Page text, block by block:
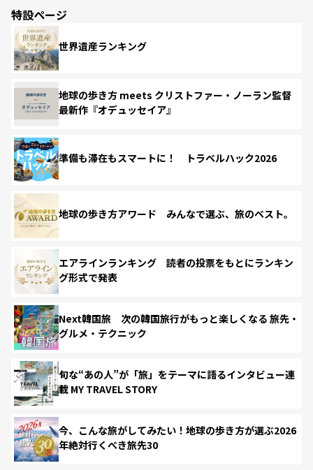
特設ページ
世界遺産ランキング
地球の歩き方 meets クリストファー・ノーラン監督
最新作『オデュッセイア』
準備も滞在もスマートに！ トラベルハック2026
地球の歩き方アワード みんなで選ぶ、旅のベスト。
エアラインランキング 読者の投票をもとにランキン
グ形式で発表
Next韓国旅 次の韓国旅行がもっと楽しくなる 旅先・
グルメ・テクニック
旬な“あの人”が「旅」をテーマに語るインタビュー連
載 MY TRAVEL STORY
今、こんな旅がしてみたい！地球の歩き方が選ぶ2026
年絶対行くべき旅先30